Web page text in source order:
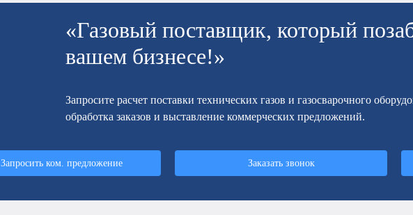
«Газовый поставщик, который
вашем бизнесе!»
Запросите расчет поставки технических газов и газосварочного
обработка заказов и выставление коммерческих предложений.
Запросить ком. предложение Заказать звонок